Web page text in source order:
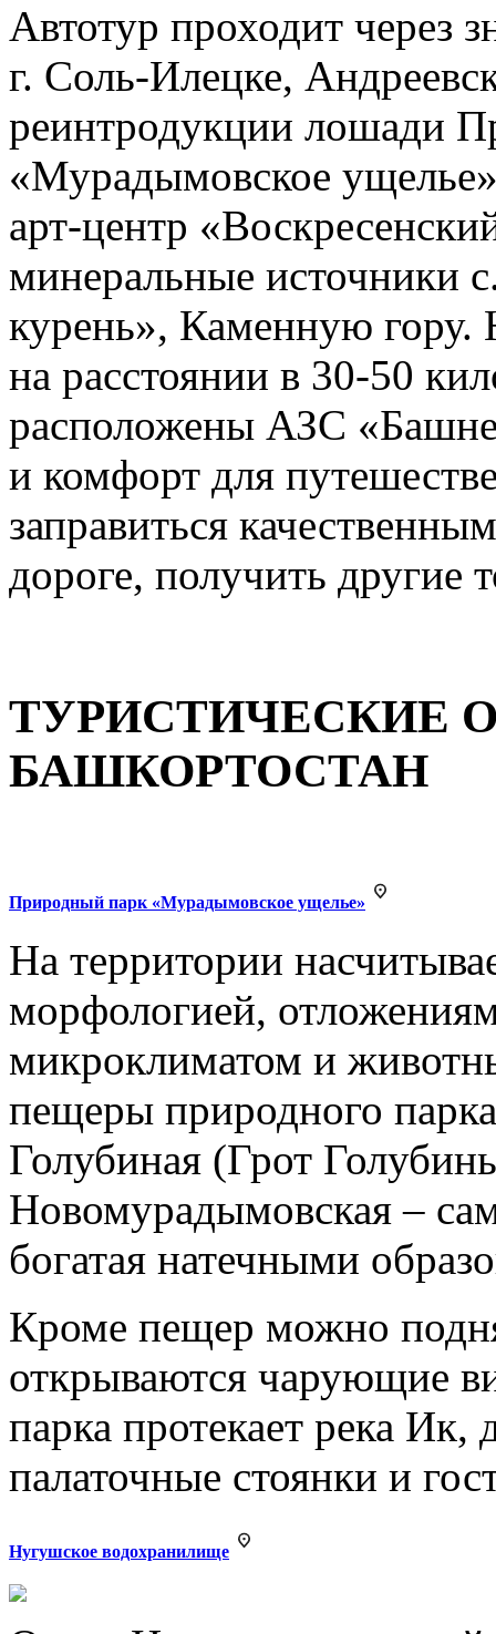
Автотур проходит через
г. Соль-Илецке,
реинтродукции лошади
«Мурадымовское
арт-центр
минеральные источники
курень», Каменную гору.
на расстоянии в 30-50
расположены АЗС
и комфорт для
заправиться
дороге, получить другие
ТУРИСТИЧЕСКИЕ
БАШКОРТОСТАН
Природный парк «Мурадымовское ущелье»
На территории
морфологией,
микроклиматом и
пещеры природного
Голубиная (Грот
Новомурадымовская –
богатая натечными
Кроме пещер можно
открываются чарующие
парка протекает река Ик,
палаточные стоянки и
Нугушское водохранилище